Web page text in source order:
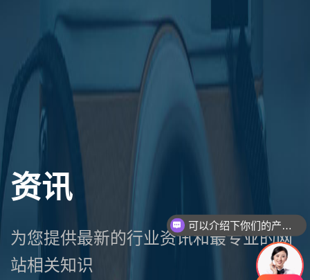
资讯
为您提供最新的行业资讯和最专业的网
站相关知识
你们是怎么收费的呢